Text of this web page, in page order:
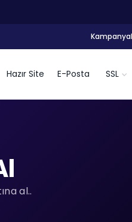
Hazır Site E-Posta SSL
al..